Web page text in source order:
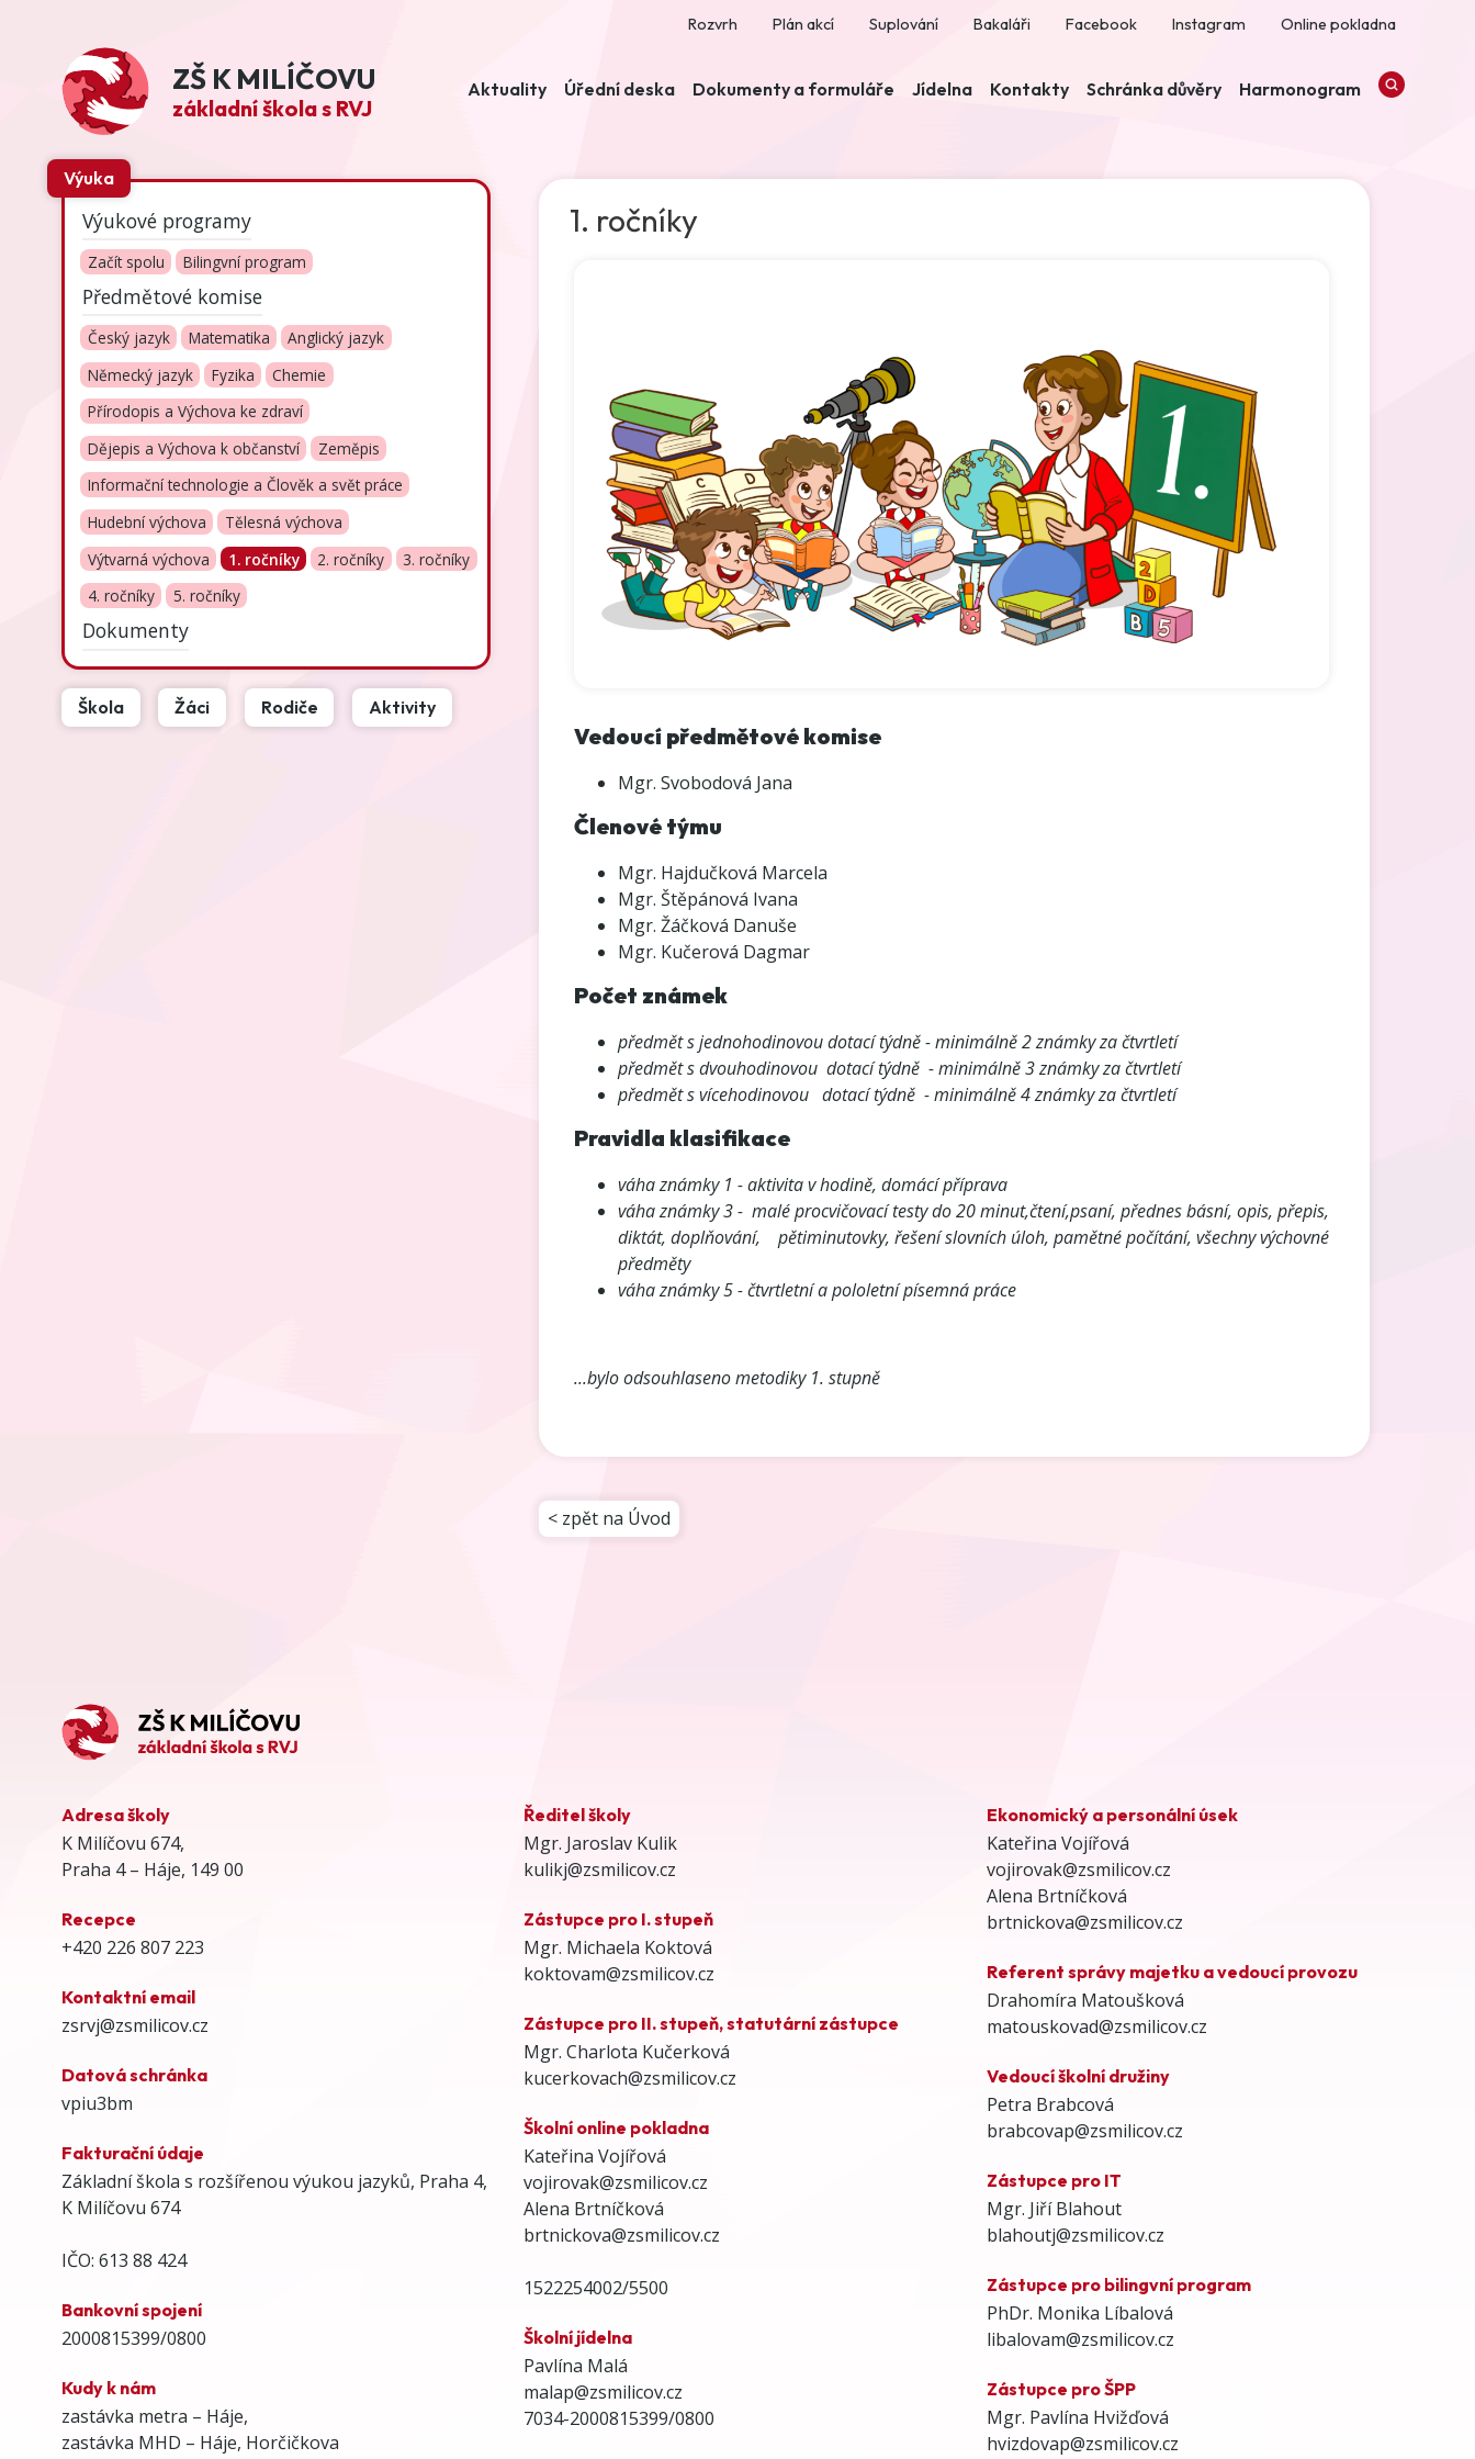
ZŠ K MILÍČOVU
základní škola s RVJ
Rozvrh Plán akcí Suplování Bakaláři Facebook Instagram Online pokladna
Aktuality Úřední deska Dokumenty a formuláře Jídelna Kontakty Schránka důvěry Harmonogram
Výuka
Výukové programy
Začít spolu Bilingvní program
Předmětové komise
Český jazyk Matematika
Anglický jazyk
Německý jazyk
Fyzika
Chemie
Přírodopis a Výchova ke zdraví
Dějepis a Výchova k občanství
Zeměpis
Informační technologie a Člověk a svět práce
Hudební výchova
Tělesná výchova
Výtvarná výchova
1. ročníky 2. ročníky
3. ročníky
4. ročníky
5. ročníky
Dokumenty
Škola Žáci Rodiče Aktivity
1. ročníky
Vedoucí předmětové komise
Mgr. Svobodová Jana
Členové týmu
Mgr. Hajdučková Marcela
Mgr. Štěpánová Ivana
Mgr. Žáčková Danuše
Mgr. Kučerová Dagmar
Počet známek
předmět s jednohodinovou dotací týdně - minimálně 2 známky za čtvrtletí
předmět s dvouhodinovou dotací týdně - minimálně 3 známky za čtvrtletí
předmět s vícehodinovou dotací týdně - minimálně 4 známky za čtvrtletí
Pravidla klasifikace
váha známky 1 - aktivita v hodině, domácí příprava
váha známky 3 - malé procvičovací testy do 20 minut,čtení,psaní, přednes básní, opis, přepis,
diktát, doplňování, pětiminutovky, řešení slovních úloh, pamětné počítání, všechny výchovné
předměty
váha známky 5 - čtvrtletní a pololetní písemná práce
...bylo odsouhlaseno metodiky 1. stupně
< zpět na Úvod
Adresa školy
K Milíčovu 674,
Praha 4 – Háje, 149 00
Recepce
+420 226 807 223
Kontaktní email
zsrvj@zsmilicov.cz
Datová schránka
vpiu3bm
Fakturační údaje
Základní škola s rozšířenou výukou jazyků, Praha 4,
K Milíčovu 674
IČO: 613 88 424
Bankovní spojení
2000815399/0800
Kudy k nám
zastávka metra – Háje,
zastávka MHD – Háje, Horčičkova
Ředitel školy
Mgr. Jaroslav Kulik
kulikj@zsmilicov.cz
Zástupce pro I. stupeň
Mgr. Michaela Koktová
koktovam@zsmilicov.cz
Zástupce pro II. stupeň, statutární zástupce
Mgr. Charlota Kučerková
kucerkovach@zsmilicov.cz
Školní online pokladna
Kateřina Vojířová
vojirovak@zsmilicov.cz
Alena Brtníčková
brtnickova@zsmilicov.cz
1522254002/5500
Školní jídelna
Pavlína Malá
malap@zsmilicov.cz
7034-2000815399/0800
Ekonomický a personální úsek
Kateřina Vojířová
vojirovak@zsmilicov.cz
Alena Brtníčková
brtnickova@zsmilicov.cz
Referent správy majetku a vedoucí provozu
Drahomíra Matoušková
matouskovad@zsmilicov.cz
Vedoucí školní družiny
Petra Brabcová
brabcovap@zsmilicov.cz
Zástupce pro IT
Mgr. Jiří Blahout
blahoutj@zsmilicov.cz
Zástupce pro bilingvní program
PhDr. Monika Líbalová
libalovam@zsmilicov.cz
Zástupce pro ŠPP
Mgr. Pavlína Hvižďová
hvizdovap@zsmilicov.cz